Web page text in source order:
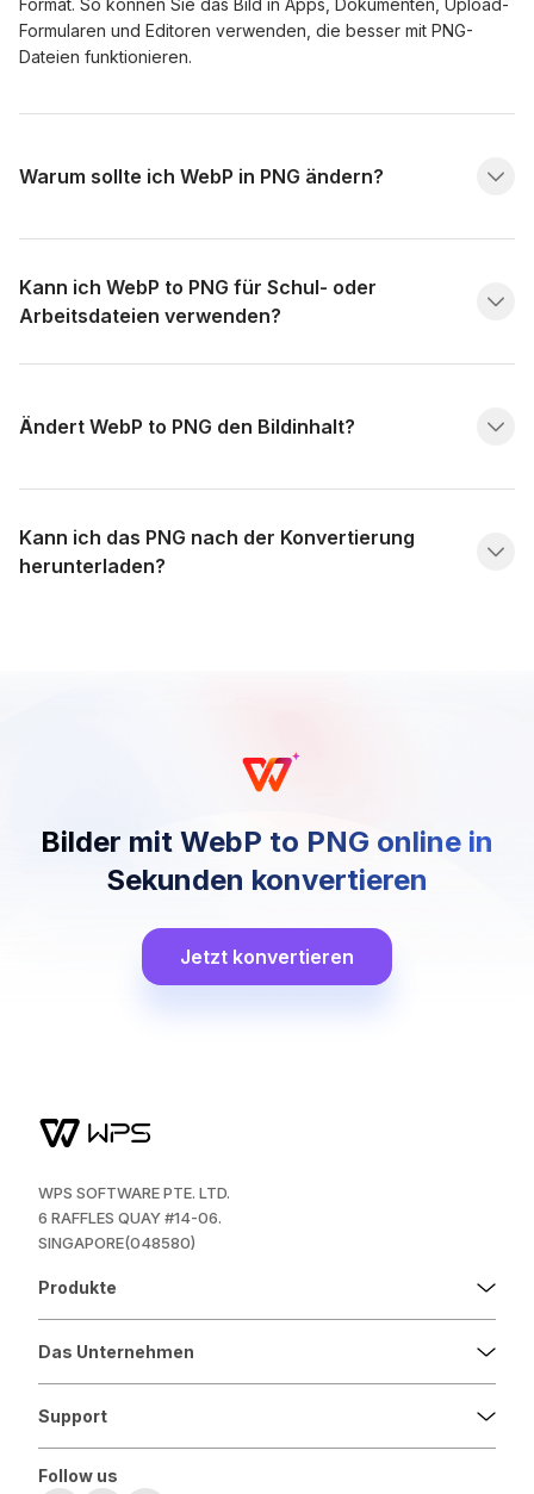
Format. So können Sie das Bild in Apps, Dokumenten, Upload-
Formularen und Editoren verwenden, die besser mit PNG-
Dateien funktionieren.
Warum sollte ich WebP in PNG ändern?
Kann ich WebP to PNG für Schul- oder
Arbeitsdateien verwenden?
Ändert WebP to PNG den Bildinhalt?
Kann ich das PNG nach der Konvertierung
herunterladen?
Bilder mit WebP to PNG online in
Sekunden konvertieren
Jetzt konvertieren
WPS SOFTWARE PTE. LTD.
6 RAFFLES QUAY #14-06.
SINGAPORE(048580)
Produkte
Das Unternehmen
Support
Follow us